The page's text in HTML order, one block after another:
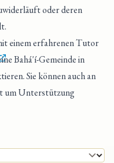
oder deren
einem erfahrenen Tutor
Bahá'í-Gemeinde in
. Sie können auch an
um Unterstützung